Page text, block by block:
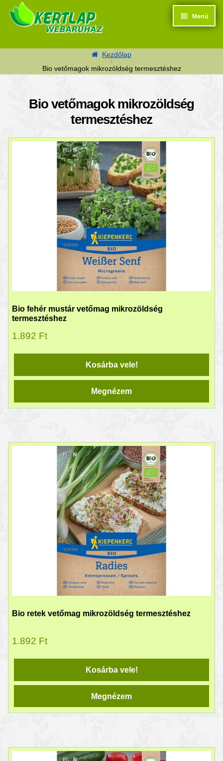
Ugrás a navigációhoz
Kilépés a tartalomba
Menü
Kezdőlap
Bio vetőmagok mikrozöldség termesztéshez
Bio vetőmagok mikrozöldség
termesztéshez
Bio fehér mustár vetőmag mikrozöldség
termesztéshez
1.892 Ft
Kosárba vele!
Megnézem
Bio retek vetőmag mikrozöldség termesztéshez
1.892 Ft
Kosárba vele!
Megnézem